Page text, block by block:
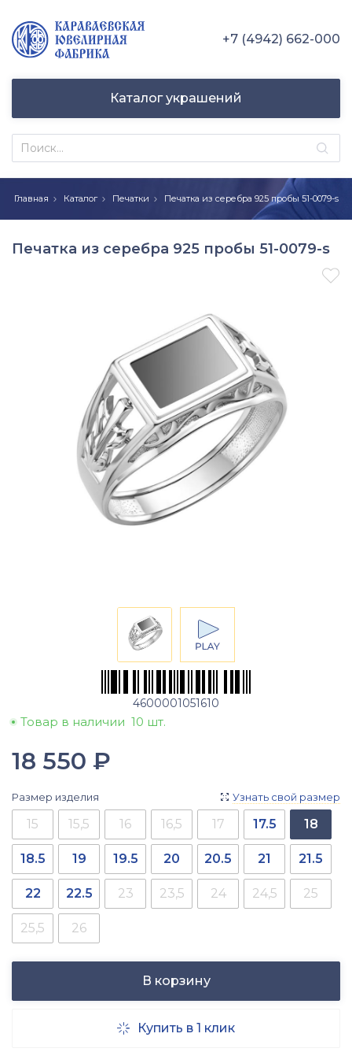
+7 (4942) 662-000
Каталог украшений
Главная Каталог Печатки Печатка из серебра 925 пробы 51-0079-s
Печатка из серебра 925 пробы 51-0079-s

4600001051610
Товар в наличии 10 шт.
18 550 ₽
Размер изделия  Узнать свой размер
15 15,5 16 16,5 17 17.5 18
18.5 19 19.5 20 20.5 21 21.5
22 22.5 23 23,5 24 24,5 25
25,5 26
В корзину
 Купить в 1 клик